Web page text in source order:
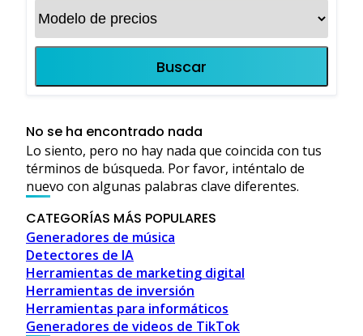
Buscar
No se ha encontrado nada
Lo siento, pero no hay nada que coincida con tus
términos de búsqueda. Por favor, inténtalo de
nuevo con algunas palabras clave diferentes.
CATEGORÍAS MÁS POPULARES
Generadores de música
Detectores de IA
Herramientas de marketing digital
Herramientas de inversión
Herramientas para informáticos
Generadores de videos de TikTok